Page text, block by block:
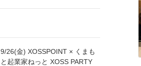
9/26(金) XOSSPOINT × くまも
と起業家ねっと XOSS PARTY